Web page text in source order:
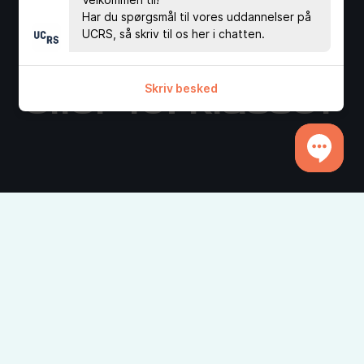
Kommer du
direkte fra 9.
eller 10. klasse?
Har du spørgsmål til vores uddannelser på
UCRS, så skriv til os her i chatten.
Skriv besked